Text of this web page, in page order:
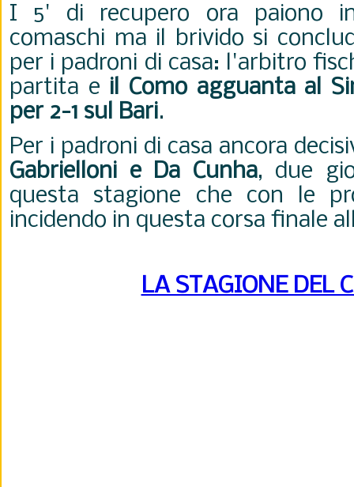
I 5' di recupero ora paiono
comaschi ma il brivido si
per i padroni di casa: l'arbitro
partita e il Como agguanta al
per 2-1 sul Bari.
Per i padroni di casa ancora
Gabrielloni e Da Cunha, due
questa stagione che con le
incidendo in questa corsa finale
LA STAGIONE DEL